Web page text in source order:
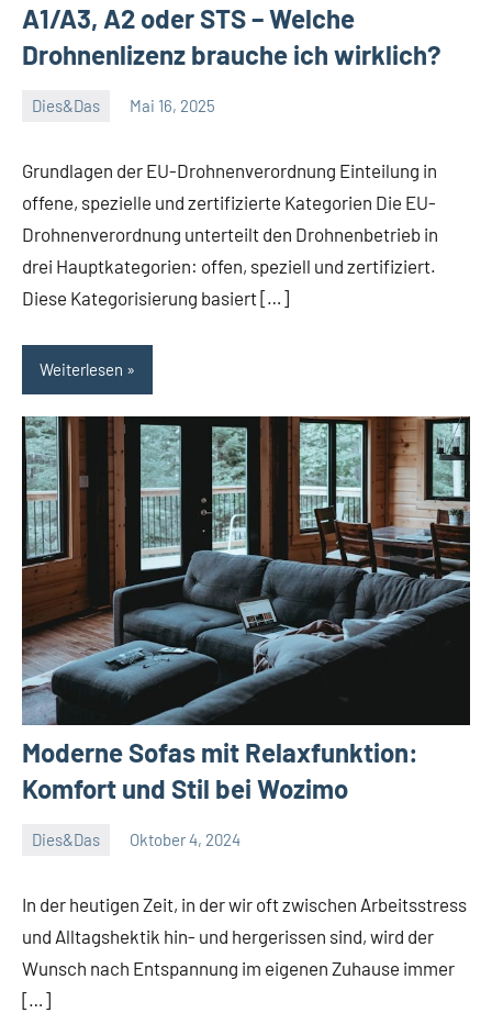
A1/A3, A2 oder STS – Welche
Drohnenlizenz brauche ich wirklich?
Dies&Das Mai 16, 2025
Grundlagen der EU-Drohnenverordnung Einteilung in
offene, spezielle und zertifizierte Kategorien Die EU-
Drohnenverordnung unterteilt den Drohnenbetrieb in
drei Hauptkategorien: offen, speziell und zertifiziert.
Diese Kategorisierung basiert […]
Weiterlesen
Moderne Sofas mit Relaxfunktion:
Komfort und Stil bei Wozimo
Dies&Das Oktober 4, 2024
In der heutigen Zeit, in der wir oft zwischen Arbeitsstress
und Alltagshektik hin- und hergerissen sind, wird der
Wunsch nach Entspannung im eigenen Zuhause immer
[…]